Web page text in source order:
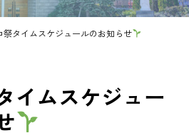
祭タイムスケジュールのお知らせ
イムスケジュー